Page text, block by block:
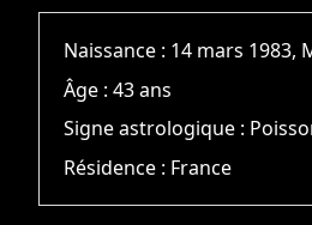
Naissance : 14 mars 1983,
Âge :43 ans
Signe astrologique :
Résidence : France